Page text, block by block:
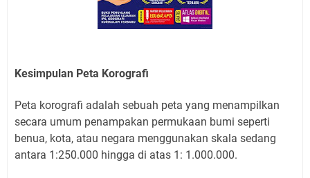
Kesimpulan Peta Korografi
Peta korografi adalah sebuah peta yang menampilkan
secara umum penampakan permukaan bumi seperti
benua, kota, atau negara menggunakan skala sedang
antara 1:250.000 hingga di atas 1: 1.000.000.